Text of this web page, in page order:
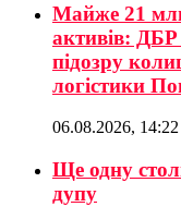
Майже 21
активів:
підозру
логістики
06.08.2026, 14:22
Ще одну
дупу